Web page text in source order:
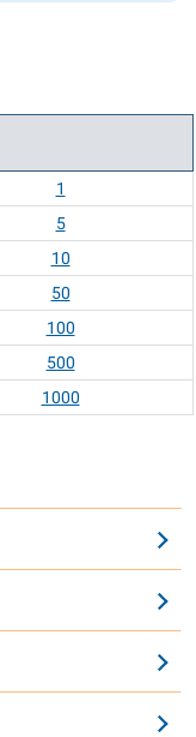
1
5
10
50
100
500
1000